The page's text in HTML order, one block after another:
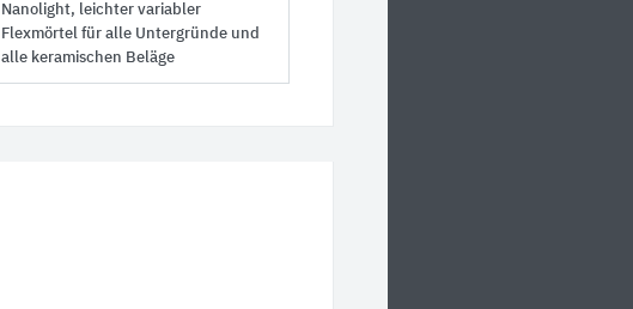
Nanolight, leichter variabler
Flexmörtel für alle Untergründe und
alle keramischen Beläge